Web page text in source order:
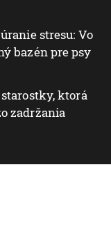
stresu: Vo
bazén pre psy
ktorá
zadržania